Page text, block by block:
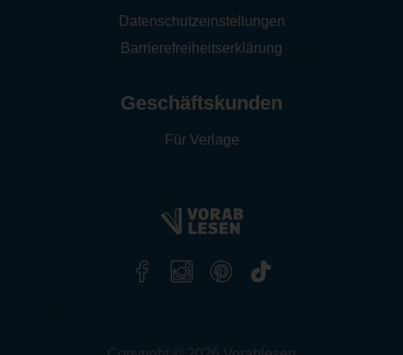
Datenschutzeinstellungen
Barrierefreiheitserklärung
Geschäftskunden
Für Verlage